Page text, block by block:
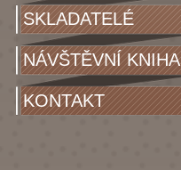
SKLADATELÉ
NÁVŠTĚVNÍ KNIHA
KONTAKT